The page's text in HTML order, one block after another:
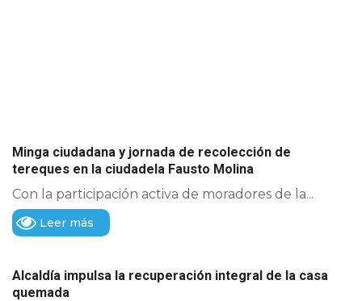
Minga ciudadana y jornada de recolección de
tereques en la ciudadela Fausto Molina
Con la participación activa de moradores de la...
Leer más
Alcaldía impulsa la recuperación integral de la casa
quemada